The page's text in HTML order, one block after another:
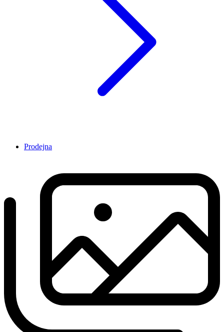
Prodejna